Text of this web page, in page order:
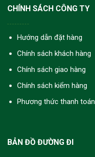
CHÍNH SÁCH CÔNG TY
Hướng dẫn đặt hàng
Chính sách khách hàng
Chính sách giao hàng
Chính sách kiểm hàng
Phương thức thanh toán
BẢN ĐỒ ĐƯỜNG ĐI